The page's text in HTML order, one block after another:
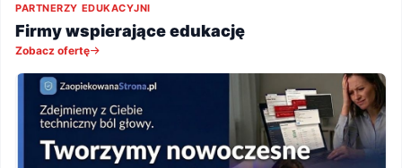
PARTNERZY EDUKACYJNI
Firmy wspierające edukację
Zobacz ofertę